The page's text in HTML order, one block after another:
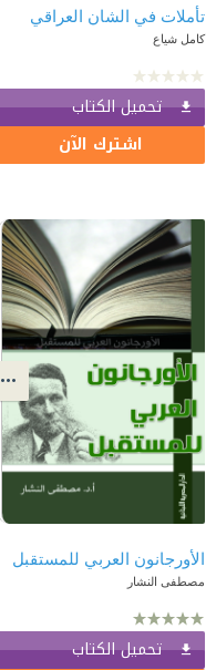
تأملات في الشان العراقي
كامل شياع
تحميل الكتاب
اشترك الآن
الأورجانون العربي للمستقبل
مصطفى النشار
تحميل الكتاب